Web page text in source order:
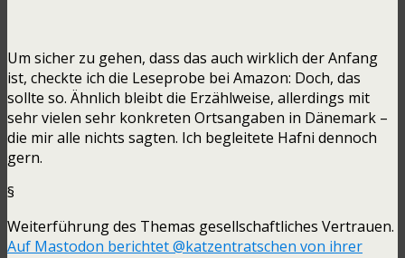
Um sicher zu gehen, dass das auch wirklich der Anfang
ist, checkte ich die Leseprobe bei Amazon: Doch, das
sollte so. Ähnlich bleibt die Erzählweise, allerdings mit
sehr vielen sehr konkreten Ortsangaben in Dänemark –
die mir alle nichts sagten. Ich begleitete Hafni dennoch
gern.
§
Weiterführung des Themas gesellschaftliches Vertrauen.
Auf Mastodon berichtet @katzentratschen von ihrer